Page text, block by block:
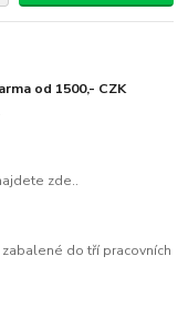
od 1500,- CZK
zde..
do tří pracovních